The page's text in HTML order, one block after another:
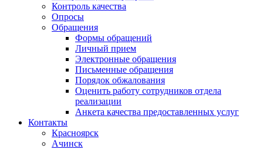
Контроль качества
Опросы
Обращения
Формы обращений
Личный прием
Электронные обращения
Письменные обращения
Порядок обжалования
Оценить работу сотрудников отдела
реализации
Анкета качества предоставленных услуг
Контакты
Красноярск
Ачинск